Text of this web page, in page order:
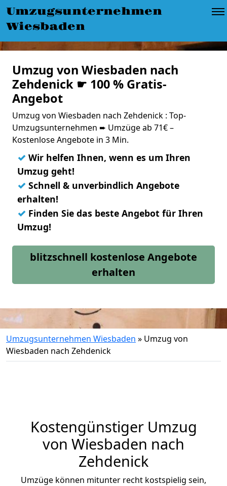
Umzugsunternehmen
Wiesbaden
Umzug von Wiesbaden nach
Zehdenick ☛ 100 % Gratis-
Angebot
Umzug von Wiesbaden nach Zehdenick : Top-
Umzugsunternehmen ➨ Umzüge ab 71€ –
Kostenlose Angebote in 3 Min.
✓ Wir helfen Ihnen, wenn es um Ihren
Umzug geht!
✓ Schnell & unverbindlich Angebote
erhalten!
✓ Finden Sie das beste Angebot für Ihren
Umzug!
blitzschnell kostenlose Angebote
erhalten
Umzugsunternehmen Wiesbaden » Umzug von
Wiesbaden nach Zehdenick
Kostengünstiger Umzug
von Wiesbaden nach
Zehdenick
Umzüge können mitunter recht kostspielig sein,